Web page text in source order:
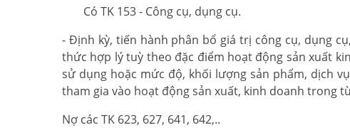
Có TK 153 - Công cụ, dụng cụ.
- Định kỳ, tiến hành phân bổ giá trị công cụ, dụng
thức hợp lý tuỳ theo đặc điểm hoạt động sản xuất
sử dụng hoặc mức độ, khối lượng sản phẩm, dịch
tham gia vào hoạt động sản xuất, kinh doanh trong
Nợ các TK 623, 627, 641, 642,..